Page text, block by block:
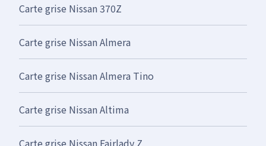
Carte grise Nissan 370Z
Carte grise Nissan Almera
Carte grise Nissan Almera Tino
Carte grise Nissan Altima
Carte grise Nissan Fairlady Z